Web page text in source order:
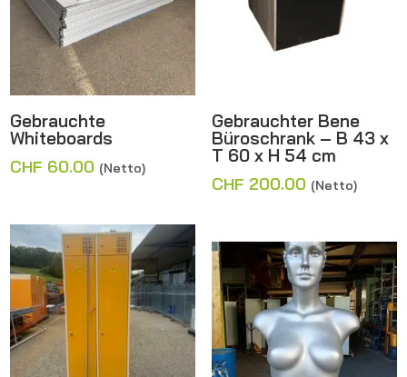
Gebrauchte
Whiteboards
CHF 60.00 (Netto)
Gebrauchter Bene
Büroschrank – B 43 x
T 60 x H 54 cm
CHF 200.00 (Netto)